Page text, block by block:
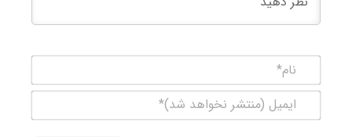
(منتشر